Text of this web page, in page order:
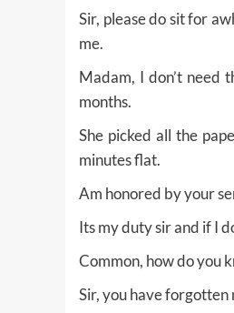
Sir, please do sit for
me.
Madam, I don’t need
months.
She picked all the
minutes flat.
Am honored by your
Its my duty sir and if I
Common, how do you
Sir, you have